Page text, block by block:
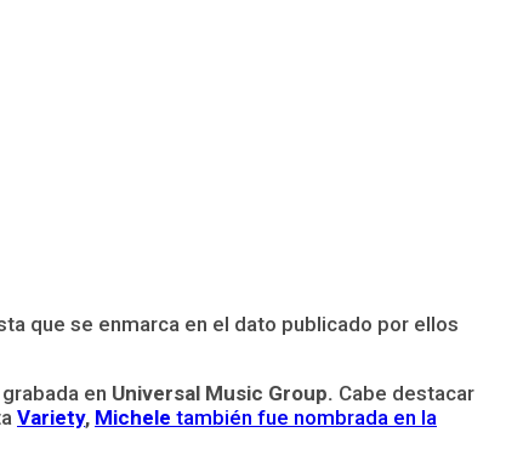
que se enmarca en el dato publicado por ellos
en Universal Music Group. Cabe destacar
Variety, Michele también fue nombrada en la